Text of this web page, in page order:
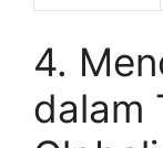
4.
dalam